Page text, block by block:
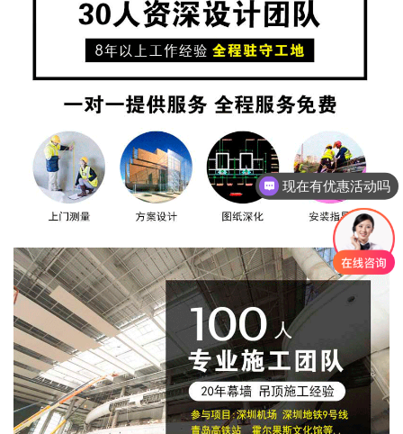
可以介绍下你们的产品么
现在有优惠活动吗